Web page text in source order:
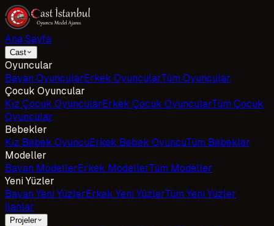
Ana Sayfa
Cast
Oyuncular
Bayan OyuncularErkek OyuncularTüm Oyuncular
Çocuk Oyuncular
Kız Çocuk OyuncularErkek Çocuk OyuncularTüm Çocuk
Oyuncular
Bebekler
Kız Bebek OyuncuErkek Bebek OyuncuTüm Bebekler
Modeller
Bayan ModellerErkek ModellerTüm Modeller
Yeni Yüzler
Bayan Yeni YüzlerErkek Yeni YüzlerTüm Yeni Yüzler
İlanlar
Projeler